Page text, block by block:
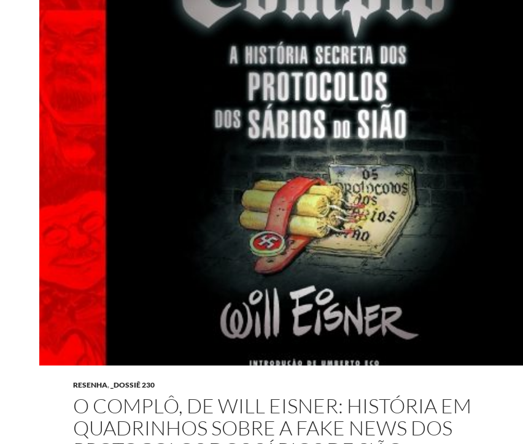
RESENHA, _DOSSIÊ 230
O COMPLÔ, DE WILL EISNER: HISTÓRIA EM
QUADRINHOS SOBRE A FAKE NEWS DOS